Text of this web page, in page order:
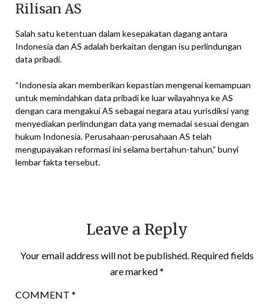
Rilisan AS
Salah satu ketentuan dalam kesepakatan dagang antara
Indonesia dan AS adalah berkaitan dengan isu perlindungan
data pribadi.
“Indonesia akan memberikan kepastian mengenai kemampuan
untuk memindahkan data pribadi ke luar wilayahnya ke AS
dengan cara mengakui AS sebagai negara atau yurisdiksi yang
menyediakan perlindungan data yang memadai sesuai dengan
hukum Indonesia. Perusahaan-perusahaan AS telah
mengupayakan reformasi ini selama bertahun-tahun,” bunyi
lembar fakta tersebut.
Leave a Reply
Your email address will not be published. Required fields
are marked*
COMMENT *